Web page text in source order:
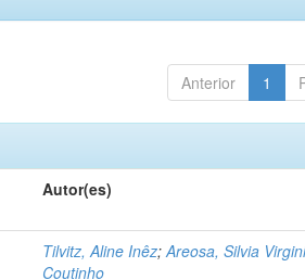
Anterior 1
Autor(es)
Tilvitz, Aline Inêz;Areosa, Silvia
Coutinho